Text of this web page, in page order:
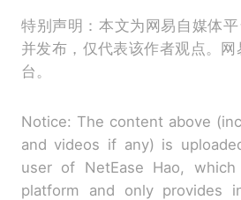
特别声明：本文为网易自媒体
并发布，仅代表该作者观点。
台。
Notice: The content above
and videos if any) is
user of NetEase Hao,
platform and only provides